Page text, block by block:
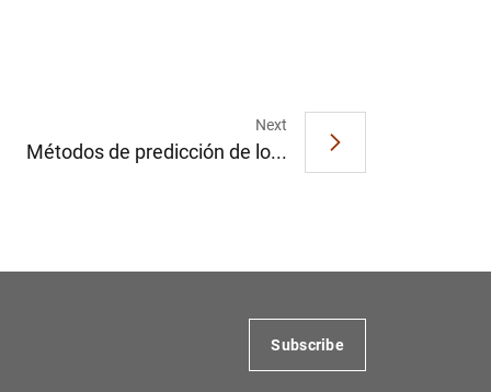
Next
Métodos de predicción de lo...
Subscribe